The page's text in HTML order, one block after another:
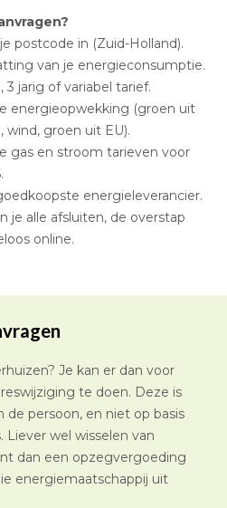
postcode in (Zuid-Holland).
van je energieconsumptie.
3 jarig of variabel tarief.
energieopwekking (groen uit
wind, groen uit EU).
gas en stroom tarieven voor
energieleverancier.
je alle afsluiten, de overstap
online.
Je kan er dan voor
te doen. Deze is
de persoon, en niet op basis
Liever wel wisselen van
dan een opzegvergoeding
energiemaatschappij uit